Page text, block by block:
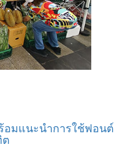
อมแนะนำการใช้ฟอนต์